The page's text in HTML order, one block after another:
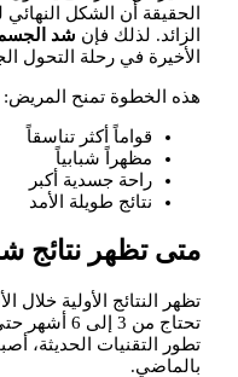
الحقيقة أن الشكل النهائي
الزائد. لذلك فإن شد
الأخيرة في رحلة التحول
هذه الخطوة تمنح المريض:
قواماً أكثر تناسقاً
مظهراً شبابياً
راحة جسدية أكبر
نتائج طويلة الأمد
متى تظهر نتائج
تظهر النتائج الأولية خلال
تحتاج من
تطور التقنيات الحديثة،
بالماضي.